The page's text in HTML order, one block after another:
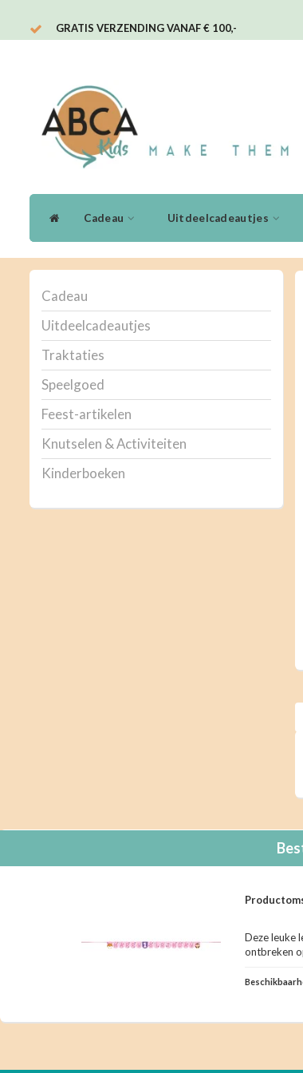
GRATIS VERZENDING VANAF € 100,-
Cadeau Uitdeelcadeautjes
Cadeau
Uitdeelcadeautjes
Traktaties
Speelgoed
Feest-artikelen
Knutselen & Activiteiten
Kinderboeken
Deze leuke
ontbreken